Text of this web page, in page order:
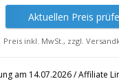
Aktuellen Preis
Preis inkl. MwSt., zzgl.
am 14.07.2026 / Affiliate